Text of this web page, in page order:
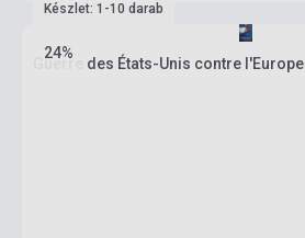
24%
Készlet: 1-10 darab
Guerre des États-Unis contre l'Europe